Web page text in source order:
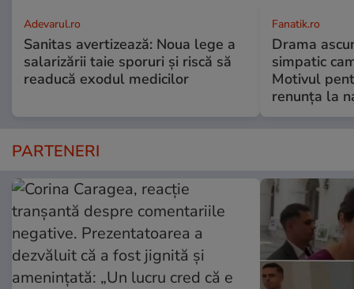
Adevarul.ro
Sanitas avertizează: Noua lege a
salarizării taie sporuri și riscă să
readucă exodul medicilor
Fanatik.ro
Drama
simpatic
Motivul
renunța la
PARTENERI